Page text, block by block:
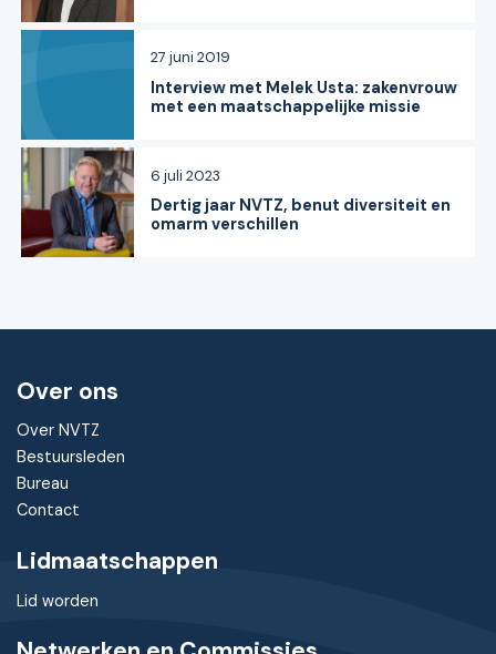
Interview met Melek Usta: zakenvrouw
met een maatschappelijke missie
27 juni 2019
Dertig jaar NVTZ, benut diversiteit en
omarm verschillen
6 juli 2023
Over ons
Over NVTZ
Bestuursleden
Bureau
Contact
Lidmaatschappen
Lid worden